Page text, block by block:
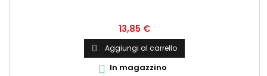
Prezzo
13,85 €
 Aggiungi al carrello
 In magazzino